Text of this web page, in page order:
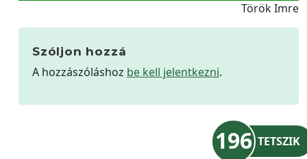
Török Imre
Szóljon hozzá
A hozzászóláshoz be kell jelentkezni.
196 TETSZIK